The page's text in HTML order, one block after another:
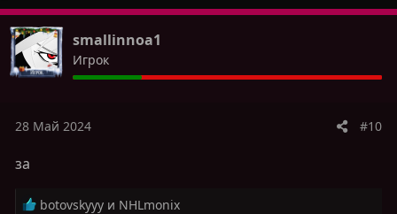
к
ц
и
и
:
smallinnoa1
Игрок
28 Май 2024 #10
за
Р
botovskyyy и NHLmonix